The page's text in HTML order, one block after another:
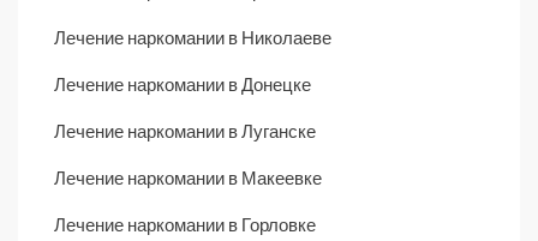
Лечение наркомании в Николаеве
Лечение наркомании в Донецке
Лечение наркомании в Луганске
Лечение наркомании в Макеевке
Лечение наркомании в Горловке